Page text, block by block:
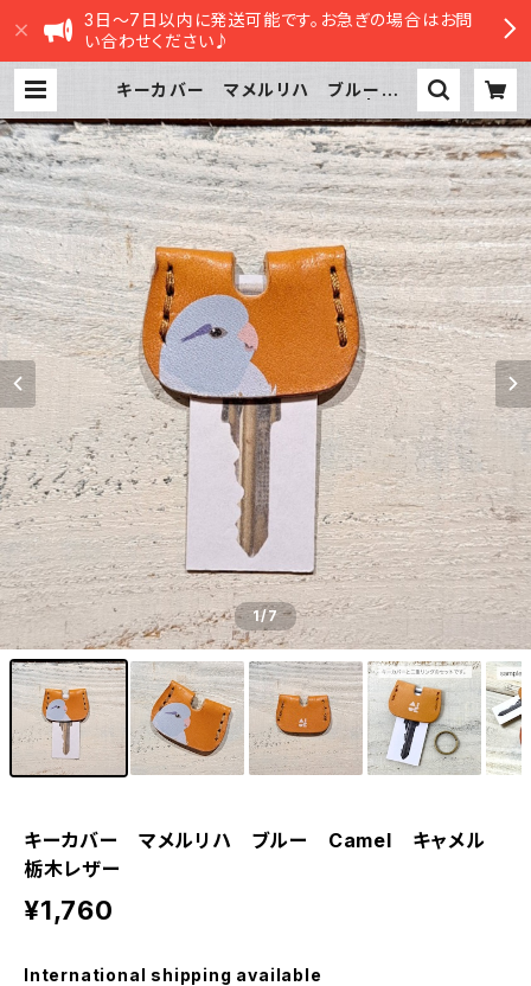
3日～7日以内に発送可能です。お急ぎの場合はお問
い合わせください♪
キーカバー マメルリハ ブルー C
atte STORE|ささってストア
1/7
キーカバー マメルリハ ブルー Camel キャメル
栃木レザー
¥1,760
International shipping available